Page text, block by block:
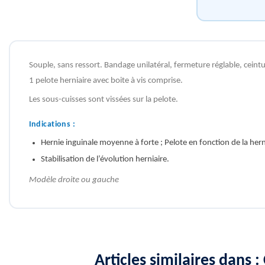
Souple, sans ressort. Bandage unilatéral, fermeture réglable,
1 pelote herniaire avec boite à vis comprise.
Les sous-cuisses sont vissées sur la pelote.
Indications :
Hernie inguinale moyenne à forte ; Pelote en fonction de la
Stabilisation de l’évolution herniaire.
Modèle droite ou gauche
Articles similaires dans